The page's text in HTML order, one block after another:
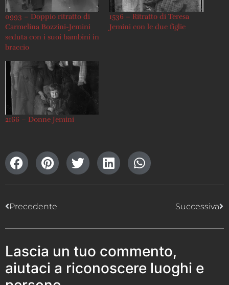
0993 – Doppio ritratto di
Carmelina Bozzini-Jemini
seduta con i suoi bambini in
braccio
1536 – Ritratto di Teresa
Jemini con le due figlie
2166 – Donne Jemini
Precedente Successiva
Lascia un tuo commento,
aiutaci a riconoscere luoghi e